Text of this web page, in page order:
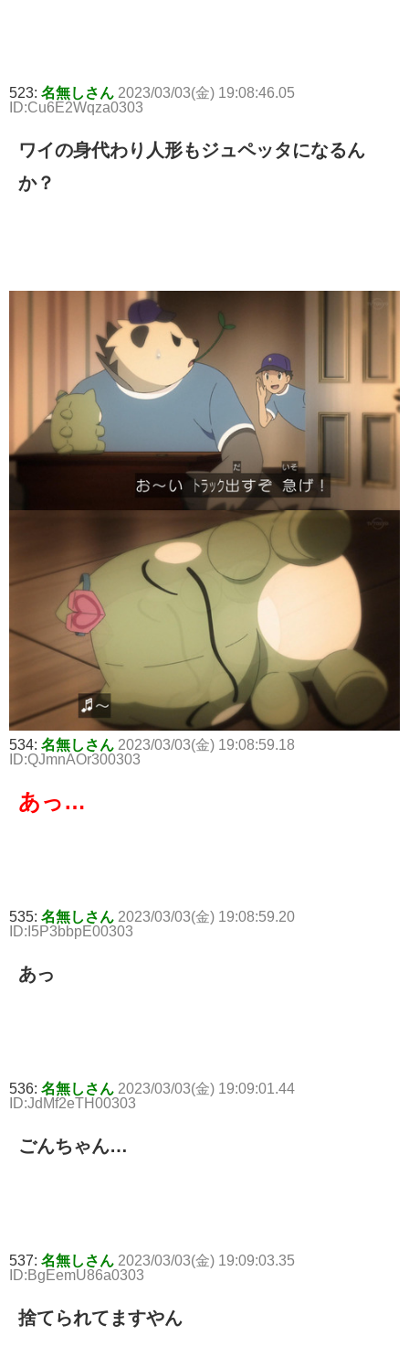
523: 名無しさん 2023/03/03(金) 19:08:46.05
ID:Cu6E2Wqza0303
ワイの身代わり人形もジュペッタになるん
か？
534: 名無しさん 2023/03/03(金) 19:08:59.18
ID:QJmnAOr300303
あっ…
535: 名無しさん 2023/03/03(金) 19:08:59.20
ID:I5P3bbpE00303
あっ
536: 名無しさん 2023/03/03(金) 19:09:01.44
ID:JdMf2eTH00303
ごんちゃん…
537: 名無しさん 2023/03/03(金) 19:09:03.35
ID:BgEemU86a0303
捨てられてますやん